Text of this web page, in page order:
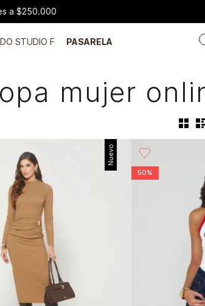
a $250.000
STUDIO F PASARELA
mujer
Nuevo
50%